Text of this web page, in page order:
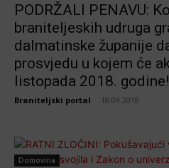
PODRŽALI PENAVU:
braniteljeskih udruga
dalmatinske županije
prosvjedu u kojem će
listopada 2018. godine!
Braniteljski portal 18.09.2018
Domovina